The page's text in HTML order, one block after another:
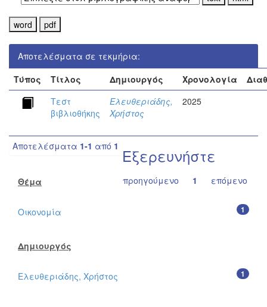
Αποτελέσματα σε τεκμήρια:
Τύπος
Τίτλος Δημιουργός Χρονολογία
Τεστ
βιβλιοθήκης
Ελευθεριάδης,
Χρήστος
2025
Αποτελέσματα 1-1 από 1
προηγούμενο 1 επόμενο
Εξερευνήστε
Θέμα
1
Οικονομία
Δημιουργός
1
Ελευθεριάδης, Χρήστος